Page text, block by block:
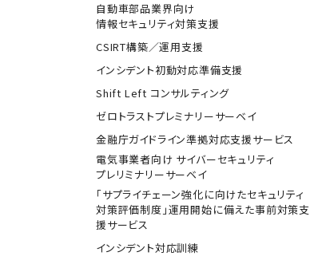
自動車部品業界向け
情報セキュリティ対策支援
CSIRT構築／運用支援
インシデント初動対応準備支援
Shift Left コンサルティング
ゼロトラストプレミナリーサーベイ
金融庁ガイドライン準拠対応支援サービス
電気事業者向け サイバーセキュリティ
プレリミナリーサーベイ
「サプライチェーン強化に向けたセキュリティ
対策評価制度」運用開始に備えた事前対策支
援サービス
インシデント対応訓練